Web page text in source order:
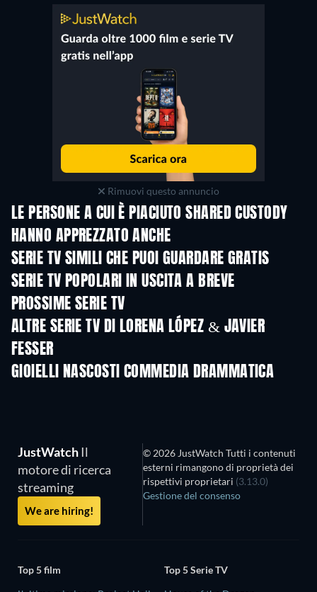
Rimuovi questo annuncio
LE PERSONE A CUI È PIACIUTO SHARED CUSTODY
HANNO APPREZZATO ANCHE
TV
SERIE TV SIMILI CHE PUOI GUARDARE GRATIS
TV
SERIE TV POPOLARI IN USCITA A BREVE
TV TV
PROSSIME SERIE TV
Stagione 6
ALTRE SERIE TV DI LORENA LÓPEZ & JAVIER
FESSER
GIOIELLI NASCOSTI COMMEDIA DRAMMATICA
TV
JustWatch Il
motore di ricerca
streaming
We are hiring!
© 2026 JustWatch Tutti i contenuti
esterni rimangono di proprietà dei
rispettivi proprietari (3.13.0)
Gestione del consenso
Top 5 film
Top 5 Serie TV